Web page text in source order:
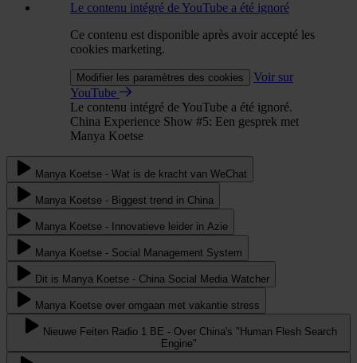
Le contenu intégré de YouTube a été ignoré
Ce contenu est disponible après avoir accepté les
cookies marketing.
Modifier les paramètres des cookies
Voir sur
YouTube
Le contenu intégré de YouTube a été ignoré.
China Experience Show #5: Een gesprek met
Manya Koetse
Manya Koetse - Wat is de kracht van WeChat
Manya Koetse - Biggest trend in China
Manya Koetse - Innovatieve leider in Azie
Manya Koetse - Social Management System
Dit is Manya Koetse - China Social Media Watcher
Manya Koetse over omgaan met vakantie stress
Nieuwe Feiten Radio 1 BE - Over China's "Human Flesh Search
Engine"